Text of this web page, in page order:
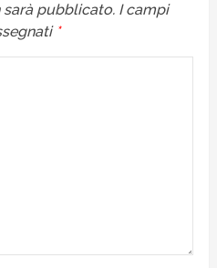
pubblicato. I campi
*